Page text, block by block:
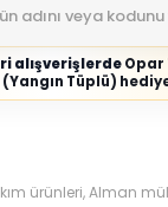
alışverişlerdeOpar
(Yangın Tüplü)
ürünleri, Alman